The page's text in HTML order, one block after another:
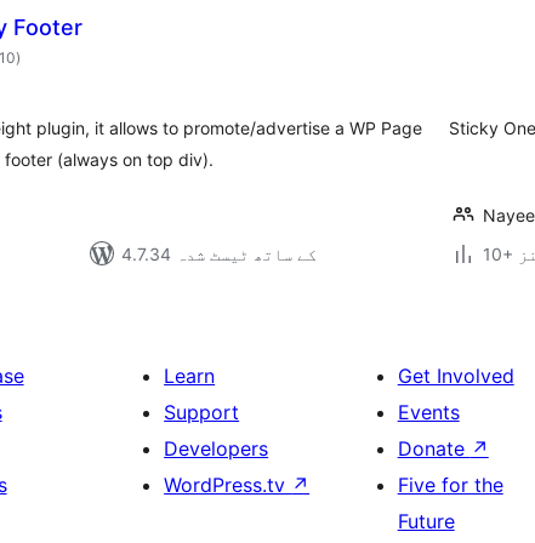
Footer
مجموعی
درجہ
)
plugin, it allows to promote/advertise a WP Page
(always on top div).
4.7.34 کے ساتھ ٹیسٹ شدہ
Sticky
Learn
Support
Developers
WordPress.tv ↗
Get Involved
Events
Donate ↗
Five for the
Future